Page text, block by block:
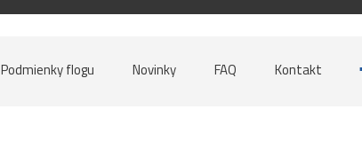
Podmienky flogu Novinky FAQ Kontakt